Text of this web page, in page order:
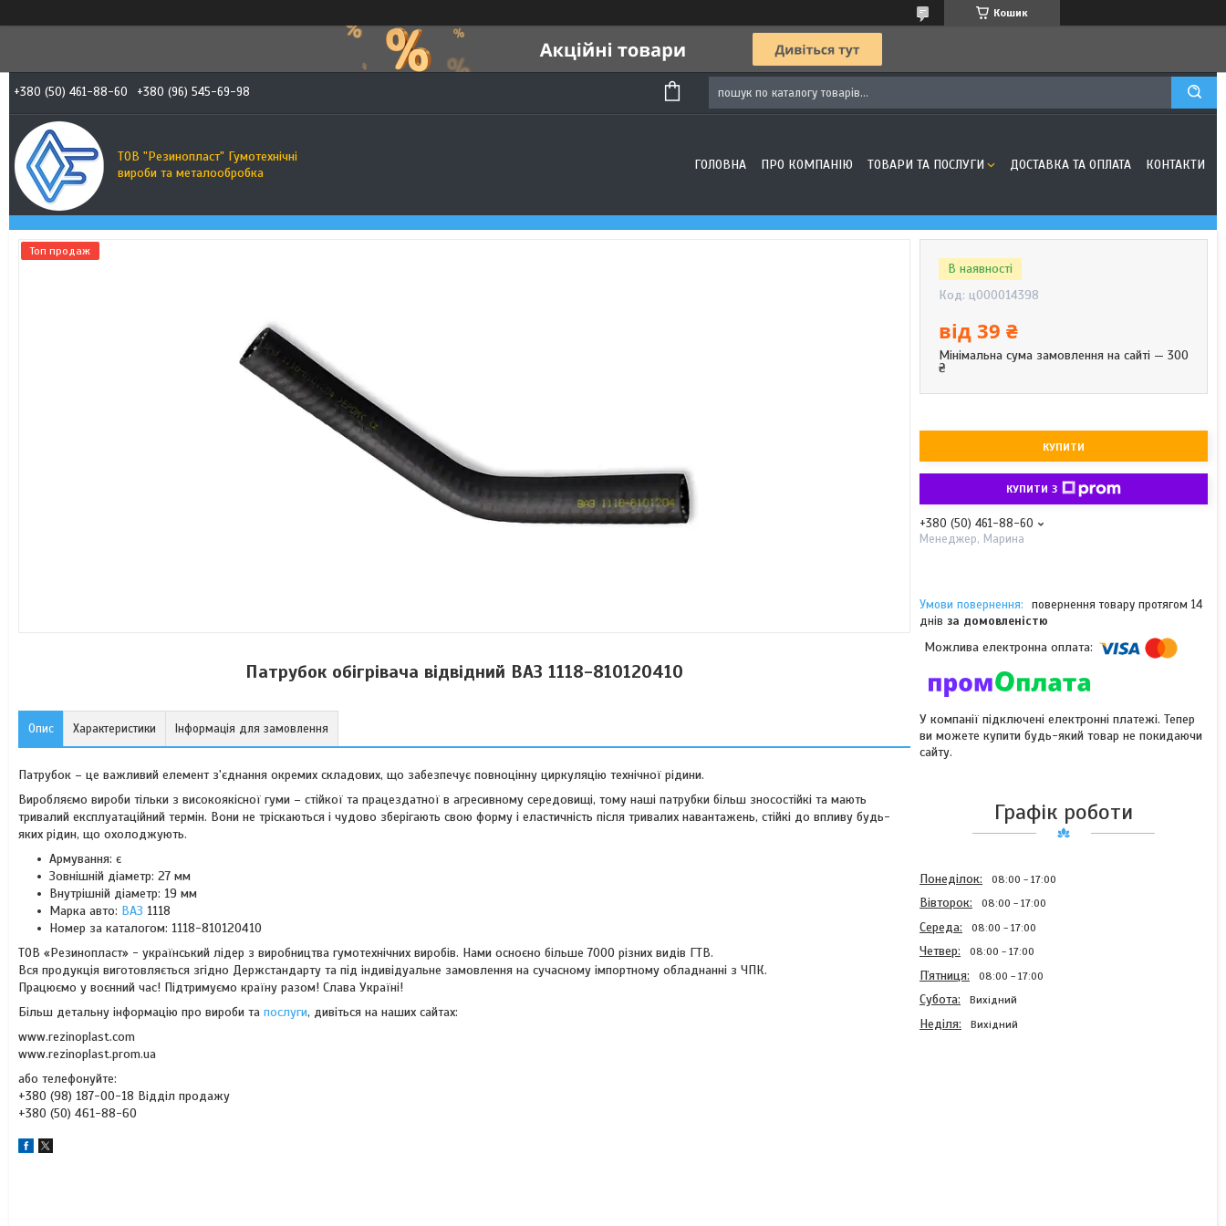
Кошик
+380 (50) 461-88-60 +380 (96) 545-69-98
ТОВ "Резинопласт" Гумотехнічні
вироби та металообробка
ГОЛОВНА ПРО КОМПАНІЮ ТОВАРИ ТА ПОСЛУГИ ДОСТАВКА ТА ОПЛАТА КОНТАКТИ
Топ продаж
Патрубок обігрівача відвідний ВАЗ 1118-810120410
Опис Характеристики Інформація для замовлення
Патрубок – це важливий елемент з'єднання окремих складових, що забезпечує повноцінну циркуляцію технічної рідини.
Виробляємо вироби тільки з високоякісної гуми – стійкої та працездатної в агресивному середовищі, тому наші патрубки більш зносостійкі та мають
тривалий експлуатаційний термін. Вони не тріскаються і чудово зберігають свою форму і еластичність після тривалих навантажень, стійкі до впливу будь-
яких рідин, що охолоджують.
Армування: є
Зовнішній діаметр: 27 мм
Внутрішній діаметр: 19 мм
Марка авто: ВАЗ 1118
Номер за каталогом: 1118-810120410
ТОВ «Резинопласт» - український лідер з виробництва гумотехнічних виробів. Нами осноєно більше 7000 різних видів ГТВ.
Вся продукція виготовляється згідно Держстандарту та під індивідуальне замовлення на сучасному імпортному обладнанні з ЧПК.
Працюємо у воєнний час! Підтримуємо країну разом! Слава Україні!
Більш детальну інформацію про вироби та послуги, дивіться на наших сайтах:
www.rezinoplast.com
www.rezinoplast.prom.ua
або телефонуйте:
+380 (98) 187-00-18 Відділ продажу
+380 (50) 461-88-60
В наявності
Код: ц000014398
від 39 ₴
Мінімальна сума замовлення на сайті — 300
₴
КУПИТИ
КУПИТИ З
+380 (50) 461-88-60
Менеджер, Марина
повернення товару протягом 14
днів за домовленістю
У компанії підключені електронні платежі. Тепер
ви можете купити будь-який товар не покидаючи
сайту.
Графік роботи
Понеділок 08:00 17:00
Вівторок 08:00 17:00
Середа 08:00 17:00
Четвер 08:00 17:00
Пʼятниця 08:00 17:00
Субота Вихідний
Неділя Вихідний